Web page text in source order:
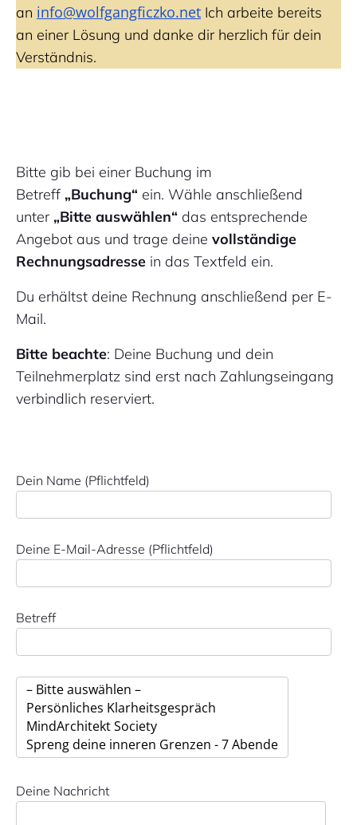
an info@wolfgangficzko.net Ich arbeite bereits
an einer Lösung und danke dir herzlich für dein
Verständnis.
Bitte gib bei einer Buchung im
Betreff „Buchung“ ein. Wähle anschließend
unter „Bitte auswählen“ das entsprechende
Angebot aus und trage deine vollständige
Rechnungsadresse in das Textfeld ein.
Du erhältst deine Rechnung anschließend per E-
Mail.
Bitte beachte: Deine Buchung und dein
Teilnehmerplatz sind erst nach Zahlungseingang
verbindlich reserviert.
Dein Name (Pflichtfeld)
Deine E-Mail-Adresse (Pflichtfeld)
Betreff
Deine Nachricht